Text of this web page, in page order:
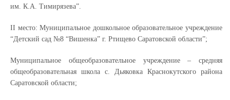
им. К.А. Тимирязева”.
II место: Муниципальное дошкольное образовательное учреждение
“Детский сад №8 “Вишенка” г. Ртищево Саратовской области”;
Муниципальное общеобразовательное учреждение – средняя
общеобразовательная школа с. Дьяковка Краснокутского района
Саратовской области;